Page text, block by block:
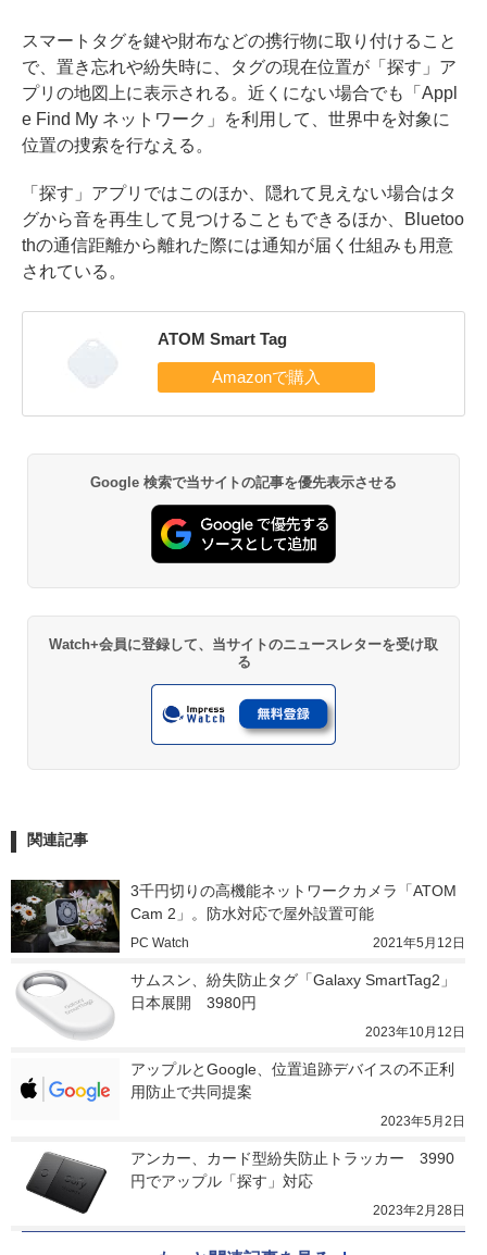
スマートタグを鍵や財布などの携行物に取り付けること
で、置き忘れや紛失時に、タグの現在位置が「探す」ア
プリの地図上に表示される。近くにない場合でも「Appl
e Find My ネットワーク」を利用して、世界中を対象に
位置の捜索を行なえる。
「探す」アプリではこのほか、隠れて見えない場合はタ
グから音を再生して見つけることもできるほか、Bluetoo
thの通信距離から離れた際には通知が届く仕組みも用意
されている。
ATOM Smart Tag
Google 検索で当サイトの記事を優先表示させる
Watch+会員に登録して、当サイトのニュースレターを受け取
る
関連記事
3千円切りの高機能ネットワークカメラ「ATOM
Cam 2」。防水対応で屋外設置可能
PC Watch 2021年5月12日
サムスン、紛失防止タグ「Galaxy SmartTag2」
日本展開　3980円
2023年10月12日
アップルとGoogle、位置追跡デバイスの不正利
用防止で共同提案
2023年5月2日
アンカー、カード型紛失防止トラッカー　3990
円でアップル「探す」対応
2023年2月28日